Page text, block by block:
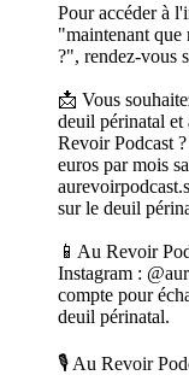
Pour accéder à
"maintenant que
?", rendez-vous
📩 Vous
deuil périnatal et
Revoir Podcast
euros par mois
sur le deuil
📱Au Revoir
Instagram :
compte pour
deuil périnatal.
🎙️ Au Revoir